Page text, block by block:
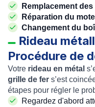
Remplacement
Réparation du
Changement du
Rideau
Procédure de
Votre rideau en métal
grille de fer s’est
étapes pour régler le
Regardez d'abord